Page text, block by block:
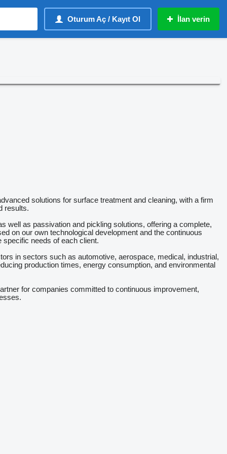
Oturum Aç / Kayıt Ol İlan verin
solutions for surface treatment and cleaning, with a firm
results.
well as passivation and pickling solutions, offering a complete,
on our own technological development and the continuous
specific needs of each client.
in sectors such as automotive, aerospace, medical, industrial,
production times, energy consumption, and environmental
for companies committed to continuous improvement,